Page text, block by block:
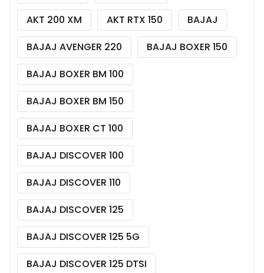
AKT 200 XM
AKT RTX 150
BAJAJ
BAJAJ AVENGER 220
BAJAJ BOXER 150
BAJAJ BOXER BM 100
BAJAJ BOXER BM 150
BAJAJ BOXER CT 100
BAJAJ DISCOVER 100
BAJAJ DISCOVER 110
BAJAJ DISCOVER 125
BAJAJ DISCOVER 125 5G
BAJAJ DISCOVER 125 DTSI